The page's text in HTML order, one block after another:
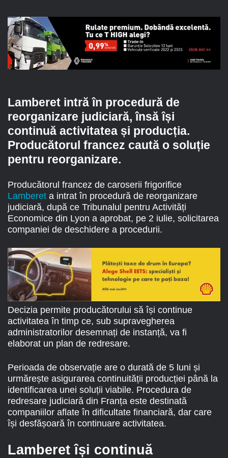
Lamberet intră în procedură de
reorganizare judiciară, însă își
continuă activitatea și producția.
Producătorul francez caută o soluție
pentru reorganizare.
Producătorul francez de caroserii frigorifice
Lamberet a intrat în procedură de reorganizare
judiciară, după ce Tribunalul pentru Activități
Economice din Lyon a aprobat, pe 2 iulie, solicitarea
companiei de deschidere a procedurii.
Decizia permite producătorului să își continue
activitatea în timp ce, sub supravegherea
administratorilor desemnați de instanță, va fi
elaborat un plan de redresare.
Perioada de observație are o durată de 5 luni și
urmărește asigurarea continuității producției până la
identificarea unei soluții viabile. Procedura de
redresare judiciară din Franța este destinată
companiilor aflate în dificultate financiară, dar care
își desfășoară în continuare activitatea.
Lamberet își continuă